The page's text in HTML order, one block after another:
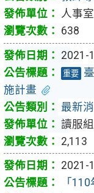
人事室
638
2021-
重要
施計畫
最新
讀服組
2,113
2021-
「